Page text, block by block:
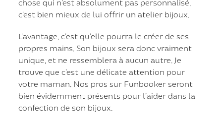
chose qui n’est absolument pas personnalisé,
c’est bien mieux de lui offrir un atelier bijoux.
L’avantage, c’est qu’elle pourra le créer de ses
propres mains. Son bijoux sera donc vraiment
unique, et ne ressemblera à aucun autre. Je
trouve que c’est une délicate attention pour
votre maman. Nos pros sur Funbooker seront
bien évidemment présents pour l’aider dans la
confection de son bijoux.